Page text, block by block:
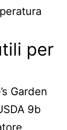
per
Garden
9b